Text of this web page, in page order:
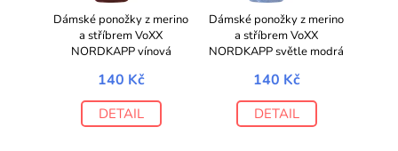
Dámské ponožky z merino
a stříbrem VoXX
NORDKAPP vínová
140 Kč
DETAIL
Dámské ponožky z merino
a stříbrem VoXX
NORDKAPP světle modrá
140 Kč
DETAIL